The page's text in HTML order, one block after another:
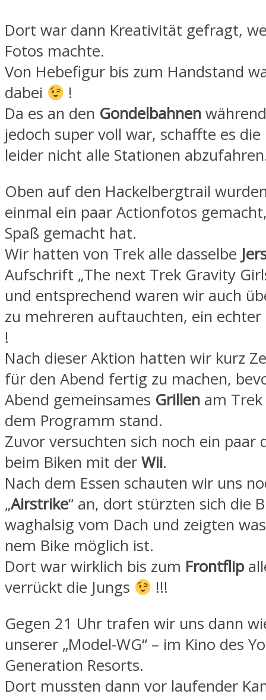
Dort war dann Kreativität gefragt,
Fotos machte.
Von Hebefigur bis zum Handstand
dabei
!
Da es an den Gondelbahnen
jedoch super voll war, schaffte es
leider nicht alle Stationen
Oben auf den Hackelbergtrail
einmal ein paar Actionfotos
Spaß gemacht hat.
Wir hatten von Trek alle dasselbe
Aufschrift „The next Trek Gravity
und entsprechend waren wir auch
zu mehreren auftauchten, ein
!
Nach dieser Aktion hatten wir kurz
für den Abend fertig zu machen,
Abend gemeinsames Grillen am
dem Programm stand.
Zuvor versuchten sich noch ein paar
beim Biken mit der Wii.
Nach dem Essen schauten wir uns
„Airstrike“ an, dort stürzten sich die
waghalsig vom Dach und zeigten
nem Bike möglich ist.
Dort war wirklich bis zum Frontflip
verrückt die Jungs
!!!
Gegen 21 Uhr trafen wir uns dann
unserer „Model-WG“ – im Kino des
Generation Resorts.
Dort mussten dann vor laufender